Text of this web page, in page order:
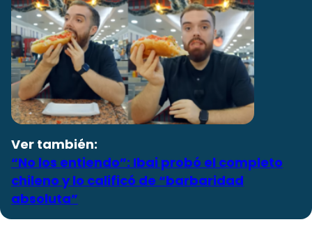
Ver también:
“No los entiendo”: Ibai probó el completo
chileno y lo calificó de “barbaridad
absoluta”